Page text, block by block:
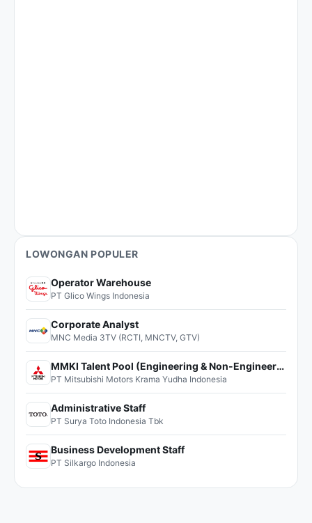
LOWONGAN POPULER
Operator Warehouse
PT Glico Wings Indonesia
Corporate Analyst
MNC Media 3TV (RCTI, MNCTV, GTV)
MMKI Talent Pool (Engineering & Non-Engineering)
PT Mitsubishi Motors Krama Yudha Indonesia
Administrative Staff
PT Surya Toto Indonesia Tbk
Business Development Staff
PT Silkargo Indonesia